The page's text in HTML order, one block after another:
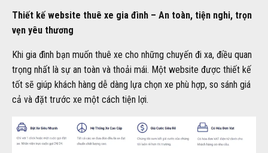
Thiết kế website thuê xe gia đình – An toàn, tiện nghi, trọn
vẹn yêu thương
Khi gia đình bạn muốn thuê xe cho những chuyến đi xa, điều quan
trọng nhất là sự an toàn và thoải mái. Một website được thiết kế
tốt sẽ giúp khách hàng dễ dàng lựa chọn xe phù hợp, so sánh giá
cả và đặt trước xe một cách tiện lợi.